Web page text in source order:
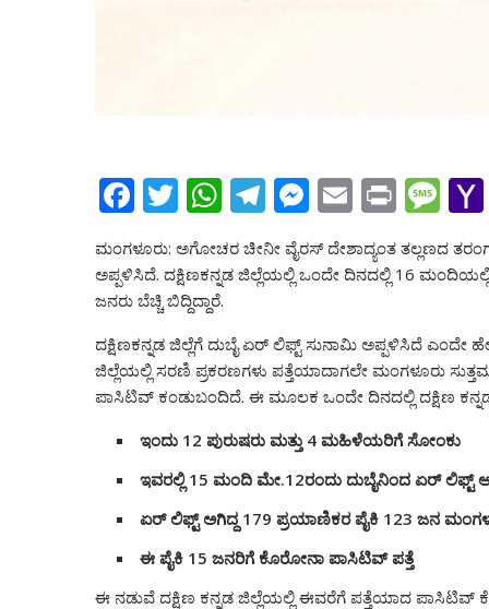
F
ac
e
b
o
o
k
T
w
itt
er
W
h
at
s
A
p
p
T
el
e
gr
a
m
M
ss
n
g
er
E
m
ai
Pr
in
t
M
e
ss
g
e
ಮಂಗಳೂರು: ಅಗೋಚರ ಚೀನೀ ವೈರಸ್ ದೇಶಾದ್ಯಂತ ತಲ್ಲಣದ
ಅಪ್ಪಳಿಸಿದೆ. ದಕ್ಷಿಣಕನ್ನಡ ಜಿಲ್ಲೆಯಲ್ಲಿ ಒಂದೇ ದಿನದಲ್ಲಿ 16
ಜನರು ಬೆಚ್ಚಿ ಬಿದ್ದಿದ್ದಾರೆ.
ದಕ್ಷಿಣಕನ್ನಡ ಜಿಲ್ಲೆಗೆ ದುಬೈ ಏರ್ ಲಿಫ್ಟ್ ಸುನಾಮಿ ಅಪ್ಪಳಿಸಿದೆ ಎಂದೇ
ಜಿಲ್ಲೆಯಲ್ಲಿ ಸರಣಿ ಪ್ರಕರಣಗಳು ಪತ್ತೆಯಾದಾಗಲೇ ಮಂಗಳೂರು
ಪಾಸಿಟಿವ್ ಕಂಡುಬಂದಿದೆ. ಈ ಮೂಲಕ ಒಂದೇ ದಿನದಲ್ಲಿ ದಕ್ಷಿಣ
ಇಂದು 12 ಪುರುಷರು ಮತ್ತು 4 ಮಹಿಳೆಯರಿಗೆ ಸೋಂಕು
ಇವರಲ್ಲಿ 15 ಮಂದಿ ಮೇ.12ರಂದು ದುಬೈನಿಂದ ಏರ್ ಲಿಫ್ಟ್
ಏರ್ ಲಿಫ್ಟ್ ಅಗಿದ್ದ 179 ಪ್ರಯಾಣಿಕರ ಪೈಕಿ 123 ಜನ
ಈ ಪೈಕಿ 15 ಜನರಿಗೆ ಕೊರೋನಾ ಪಾಸಿಟಿವ್ ಪತ್ತೆ
ಈ ನಡುವೆ ದಕ್ಷಿಣ ಕನ್ನಡ ಜಿಲ್ಲೆಯಲ್ಲಿ ಈವರೆಗೆ ಪತ್ತೆಯಾದ ಪಾಸಿಟಿವ್